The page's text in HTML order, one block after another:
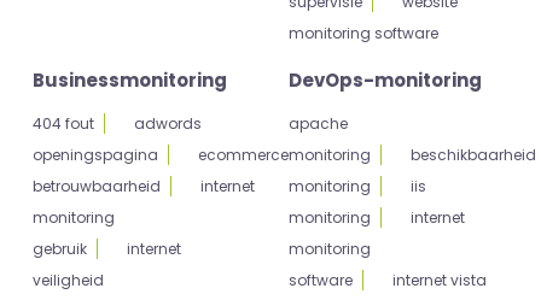
monitoring software
Businessmonitoring
404 fout
adwords
openingspagina
ecommerce
betrouwbaarheid
internet
monitoring
gebruik
internet
veiligheid
DevOps-monitoring
apache
monitoring
beschikbaarheid
monitoring
iis
monitoring
internet
monitoring
software
internet vista